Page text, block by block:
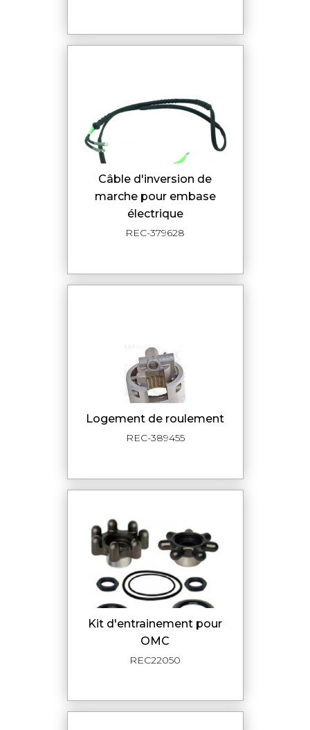
câble d'inversion de
marche pour embase
électrique
REC-379628
Logement de roulement
REC-389455
Kit d'entrainement pour
OMC
REC22050